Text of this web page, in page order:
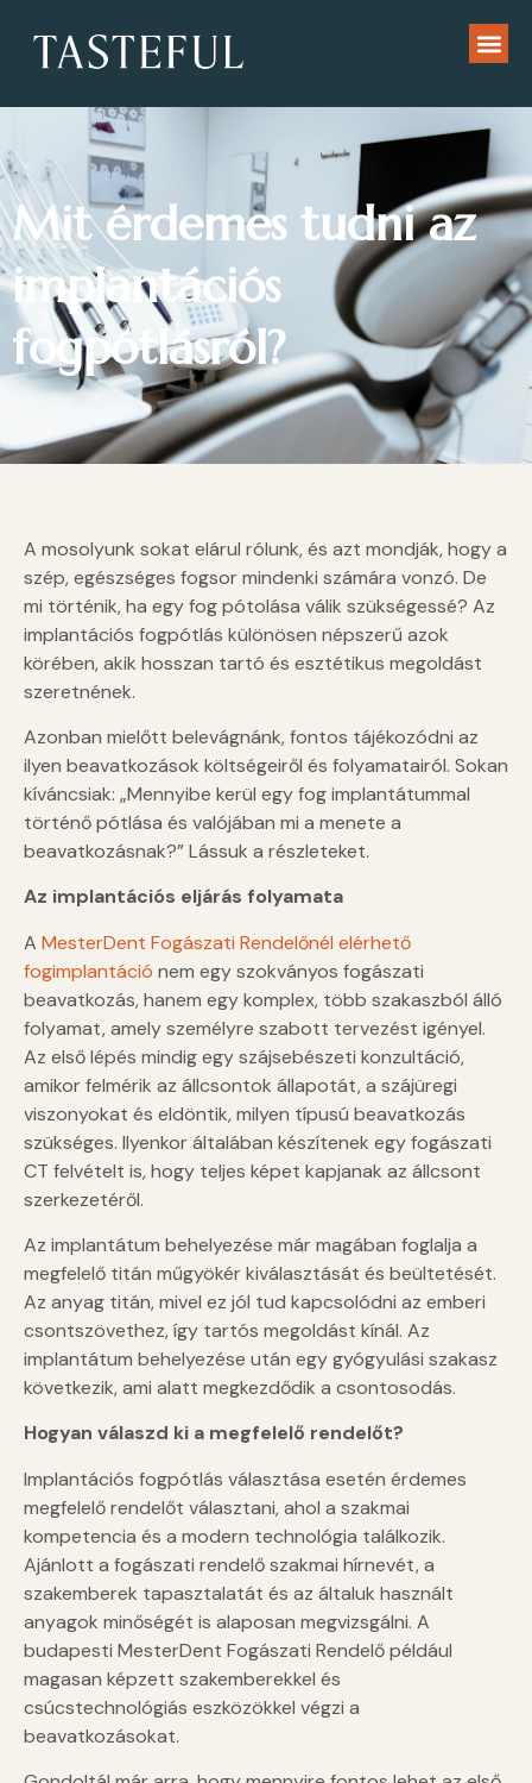
Mit érdemes tudni az
implantációs
fogpótlásról?
A mosolyunk sokat elárul rólunk, és azt mondják, hogy a
szép, egészséges fogsor mindenki számára vonzó. De
mi történik, ha egy fog pótolása válik szükségessé? Az
implantációs fogpótlás különösen népszerű azok
körében, akik hosszan tartó és esztétikus megoldást
szeretnének.
Azonban mielőtt belevágnánk, fontos tájékozódni az
ilyen beavatkozások költségeiről és folyamatairól. Sokan
kíváncsiak: „Mennyibe kerül egy fog implantátummal
történő pótlása és valójában mi a menete a
beavatkozásnak?” Lássuk a részleteket.
Az implantációs eljárás folyamata
A MesterDent Fogászati Rendelőnél elérhető
fogimplantáció nem egy szokványos fogászati
beavatkozás, hanem egy komplex, több szakaszból álló
folyamat, amely személyre szabott tervezést igényel.
Az első lépés mindig egy szájsebészeti konzultáció,
amikor felmérik az állcsontok állapotát, a szájüregi
viszonyokat és eldöntik, milyen típusú beavatkozás
szükséges. Ilyenkor általában készítenek egy fogászati
CT felvételt is, hogy teljes képet kapjanak az állcsont
szerkezetéről.
Az implantátum behelyezése már magában foglalja a
megfelelő titán műgyökér kiválasztását és beültetését.
Az anyag titán, mivel ez jól tud kapcsolódni az emberi
csontszövethez, így tartós megoldást kínál. Az
implantátum behelyezése után egy gyógyulási szakasz
következik, ami alatt megkezdődik a csontosodás.
Hogyan válaszd ki a megfelelő rendelőt?
Implantációs fogpótlás választása esetén érdemes
megfelelő rendelőt választani, ahol a szakmai
kompetencia és a modern technológia találkozik.
Ajánlott a fogászati rendelő szakmai hírnevét, a
szakemberek tapasztalatát és az általuk használt
anyagok minőségét is alaposan megvizsgálni. A
budapesti MesterDent Fogászati Rendelő például
magasan képzett szakemberekkel és
csúcstechnológiás eszközökkel végzi a
beavatkozásokat.